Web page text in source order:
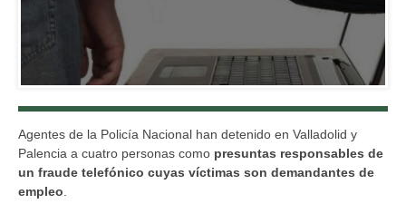
Agentes de la Policía Nacional han detenido en Valladolid y
Palencia a cuatro personas como presuntas responsables de
un fraude telefónico cuyas víctimas son demandantes de
empleo